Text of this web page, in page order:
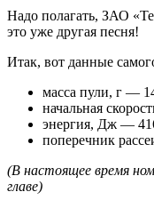
Надо полагать, ЗАО
это уже другая песня!
Итак, вот данные
масса пули, г —
начальная
энергия, Дж —
поперечник
(В настоящее время
главе)